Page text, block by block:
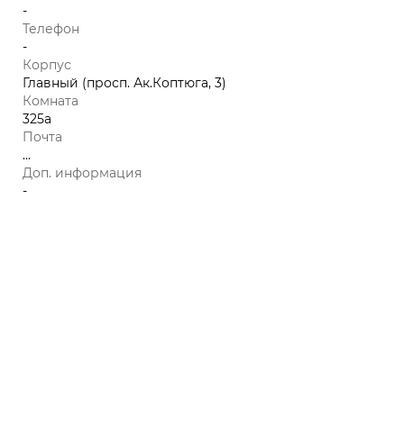
-
Телефон
-
Корпус
Главный (просп. Ак.Коптюга, 3)
Комната
325а
Почта
...
Доп. информация
-